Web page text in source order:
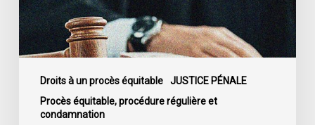
Droits à un procès équitable
JUSTICE PÉNALE
Procès équitable, procédure régulière et
condamnation
du
projet
de